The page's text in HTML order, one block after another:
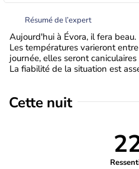
Résumé de l’expert
Aujourd'hui à Évora, il fera beau.
Les températures varieront
journée, elles seront
La fiabilité de la situation est
Cette nuit